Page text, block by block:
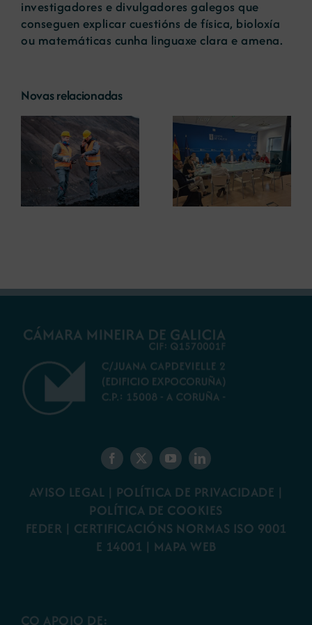
investigadores e divulgadores galegos que
conseguen explicar cuestións de física, bioloxía
ou matemáticas cunha linguaxe clara e amena.
Novas relacionadas
A COMG
participa en la
primera reunión
de dos grupos de
trabajo del
Consejo de
A UDC analiza o
papel das
materias primas
minerais na
descarbonización
AVISO LEGAL | POLÍTICA DE PRIVACIDADE |
POLÍTICA DE COOKIES
FEDER | CERTIFICACIÓNS NORMAS ISO 9001
E 14001 | MAPA WEB
CO APOIO DE: